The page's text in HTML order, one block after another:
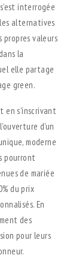
interrogée
alternatives
propres valeurs
la
elle partage
green.
en s’inscrivant
d’un
moderne
pourront
de mariée
du prix
En
des
pour leurs